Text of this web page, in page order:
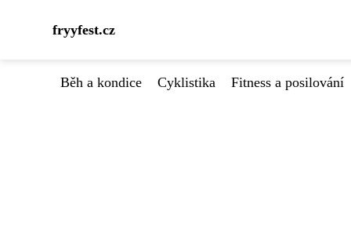
fryyfest.cz
Běh a kondice Cyklistika Fitness a posilování